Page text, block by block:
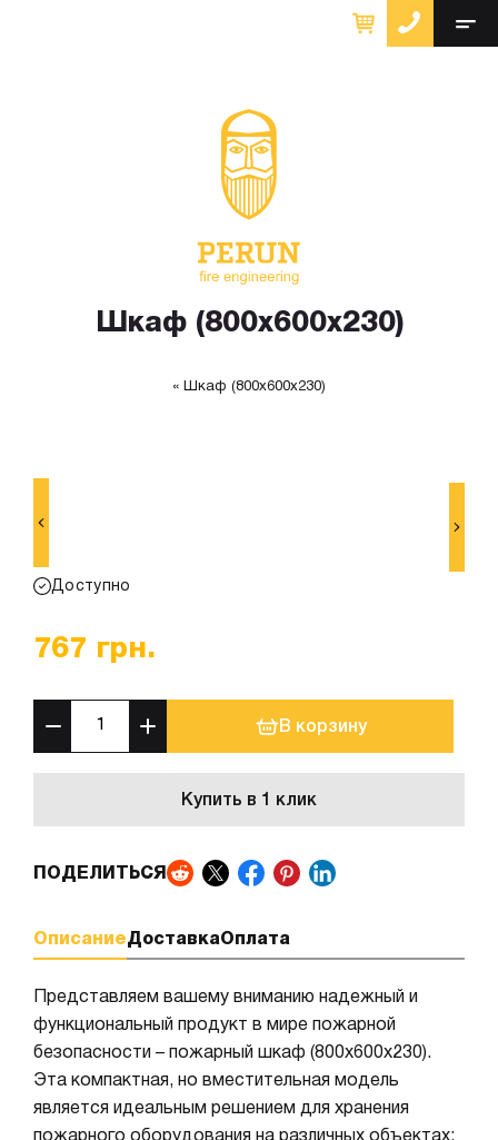
Шкаф (800х600х230)
Шкаф (800х600х230)
Доступно
767 грн.
В корзину
Купить в 1 клик
ПОДЕЛИТЬСЯ
ОписаниеДоставкаОплата
Представляем вашему вниманию надежный и
функциональный продукт в мире пожарной
безопасности – пожарный шкаф (800х600х230).
Эта компактная, но вместительная модель
является идеальным решением для хранения
пожарного оборудования на различных объектах: